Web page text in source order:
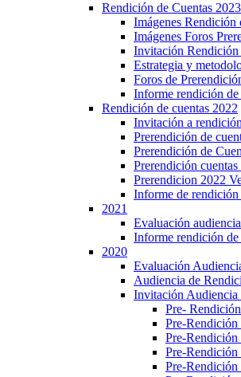
Rendición de Cuentas 2023
Imágenes Rendición
Imágenes Foros
Invitación Rendición
Estrategia y
Foros de
Informe rendición de
Rendición de cuentas 2022
Invitación a
Prerendición de
Prerendición de
Prerendición
Prerendicion 2022
Informe de rendición
2021
Evaluación
Informe rendición de
2020
Evaluación
Audiencia de
Invitación Audiencia
Pre-
Pre-Rendición
Pre-Rendición
Pre-Rendición
Pre-Rendición